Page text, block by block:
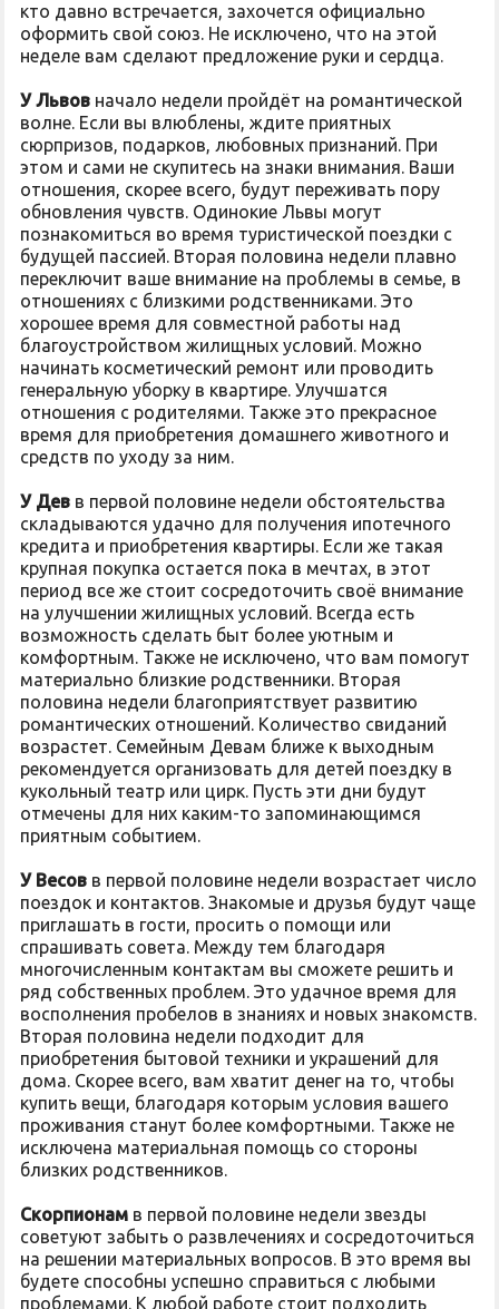
кто давно встречается, захочется официально
оформить свой союз. Не исключено, что на этой
неделе вам сделают предложение руки и сердца.
У Львов начало недели пройдёт на романтической
волне. Если вы влюблены, ждите приятных
сюрпризов, подарков, любовных признаний. При
этом и сами не скупитесь на знаки внимания. Ваши
отношения, скорее всего, будут переживать пору
обновления чувств. Одинокие Львы могут
познакомиться во время туристической поездки с
будущей пассией. Вторая половина недели плавно
переключит ваше внимание на проблемы в семье, в
отношениях с близкими родственниками. Это
хорошее время для совместной работы над
благоустройством жилищных условий. Можно
начинать косметический ремонт или проводить
генеральную уборку в квартире. Улучшатся
отношения с родителями. Также это прекрасное
время для приобретения домашнего животного и
средств по уходу за ним.
У Дев в первой половине недели обстоятельства
складываются удачно для получения ипотечного
кредита и приобретения квартиры. Если же такая
крупная покупка остается пока в мечтах, в этот
период все же стоит сосредоточить своё внимание
на улучшении жилищных условий. Всегда есть
возможность сделать быт более уютным и
комфортным. Также не исключено, что вам помогут
материально близкие родственники. Вторая
половина недели благоприятствует развитию
романтических отношений. Количество свиданий
возрастет. Семейным Девам ближе к выходным
рекомендуется организовать для детей поездку в
кукольный театр или цирк. Пусть эти дни будут
отмечены для них каким-то запоминающимся
приятным событием.
У Весов в первой половине недели возрастает число
поездок и контактов. Знакомые и друзья будут чаще
приглашать в гости, просить о помощи или
спрашивать совета. Между тем благодаря
многочисленным контактам вы сможете решить и
ряд собственных проблем. Это удачное время для
восполнения пробелов в знаниях и новых знакомств.
Вторая половина недели подходит для
приобретения бытовой техники и украшений для
дома. Скорее всего, вам хватит денег на то, чтобы
купить вещи, благодаря которым условия вашего
проживания станут более комфортными. Также не
исключена материальная помощь со стороны
близких родственников.
Скорпионам в первой половине недели звезды
советуют забыть о развлечениях и сосредоточиться
на решении материальных вопросов. В это время вы
будете способны успешно справиться с любыми
проблемами. К любой работе стоит подходить